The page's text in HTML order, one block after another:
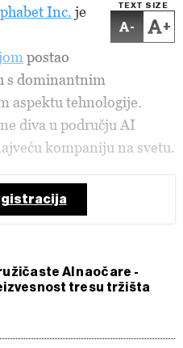
TEXT SIZE
- +
Inc. je
postao
s dominantnim
aspektu tehnologije.
diva u području AI
kompaniju na svetu.
AI naočare -
tresu tržišta